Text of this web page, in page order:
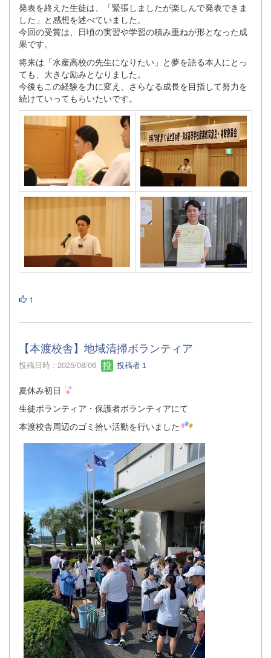
発表を終えた生徒は、「緊張しましたが楽しんで発表できま
した」と感想を述べていました。
今回の受賞は、日頃の実習や学習の積み重ねが形となった成
果です。
将来は「水産高校の先生になりたい」と夢を語る本人にとっ
ても、大きな励みとなりました。
今後もこの経験を力に変え、さらなる成長を目指して努力を
続けていってもらいたいです。
1
【本渡校舎】地域清掃ボランティア
投稿日時 : 2025/08/06 投稿者１
夏休み初日
生徒ボランティア・保護者ボランティアにて
本渡校舎周辺のゴミ拾い活動を行いました